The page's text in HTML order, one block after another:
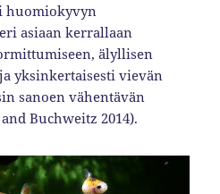
huomiokyvyn
asiaan kerrallaan
älyllisen
yksinkertaisesti vievän
sanoen vähentävän
Buchweitz 2014).